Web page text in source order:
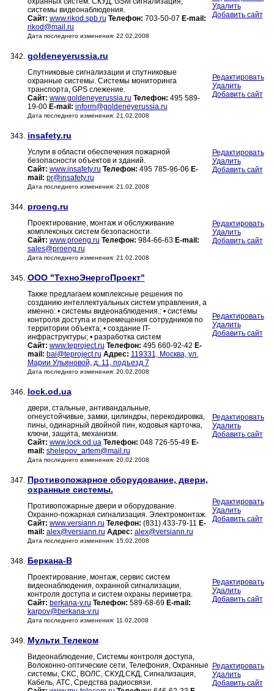
системы видеонаблюдения.
Сайт: www.rikod.spb.ru Телефон: 703-50-07 E-mail:
rikod@mail.ru
Дата последнего изменения: 22.02.2008
Удалить
Добавить сайт
342. goldeneyerussia.ru
Cпутниковые сигнализации и спутниковые
охранные системы. Системы мониторинга
транспорта, GPS слежение.
Сайт: www.goldeneyerussia.ru Телефон: 495 589-
19-00 E-mail: inform@goldeneyerussia.ru
Дата последнего изменения: 21.02.2008
Редактировать
Удалить
Добавить сайт
343. insafety.ru
Услуги в области обеспечения пожарной
безопасности объектов и зданий.
Сайт: www.insafety.ru Телефон: 495 785-96-06 E-
mail: pr@insafety.ru
Дата последнего изменения: 21.02.2008
Редактировать
Удалить
Добавить сайт
344. proeng.ru
Проектирование, монтаж и обслуживание
комплексных систем безопасности.
Сайт: www.proeng.ru Телефон: 984-66-63 E-mail:
sales@proeng.ru
Дата последнего изменения: 21.02.2008
Редактировать
Удалить
Добавить сайт
345. ООО "ТехноЭнергоПроект"
Также предлагаем комплексные решения по
созданию интеллектуальных систем управления, а
именно: • системы видеонаблюдения.: • системы
контроля доступа и перемещения сотрудников по
территории объекта; • создание IT-
инфраструктуры; • разработка систем
Сайт: www.teproject.ru Телефон: 495 660-92-42 E-
mail: bai@teproject.ru Адрес: 119331, Москва, ул.
Марии Ульяновой, д. 11, подъезд 7
Дата последнего изменения: 20.02.2008
Редактировать
Удалить
Добавить сайт
346. lock.od.ua
двери, стальные, антивандальные,
огнеустойчивые, замки, цилиндры, перекодировка,
пины, одинарный двойной пин, кодовыя карточка,
ключи, защита, механизм.
Сайт: www.lock.od.ua Телефон: 048 726-55-49 E-
mail: shelepov_artem@mail.ru
Дата последнего изменения: 20.02.2008
Редактировать
Удалить
Добавить сайт
347. Противопожарное оборудование, двери,
охранные системы.
Противопожарные двери и оборудование.
Охранно-пожарная сигнализация. Электромонтаж.
Сайт: www.versiann.ru Телефон: (831) 433-79-11 E-
mail: alex@versiann.ru Адрес: alex@versiann.ru
Дата последнего изменения: 15.02.2008
Редактировать
Удалить
Добавить сайт
348. Беркана-В
Проектирование, монтаж, сервис систем
видеонаблюдения, охранной сигнализации,
контроля доступа и систем охраны периметра.
Сайт: berkana-v.ru Телефон: 589-68-69 E-mail:
karpov@berkana-v.ru
Дата последнего изменения: 11.02.2008
Редактировать
Удалить
Добавить сайт
349. Мульти Телеком
Видеонаблюдение, Системы контроля доступа,
Волоконно-оптические сети, Телефония, Охранные
системы, СКС, ВОЛС, СКУД,СКД, Сигнализация,
Кабель, АТС, Средства радиосвязи.
Редактировать
Удалить
Добавить сайт